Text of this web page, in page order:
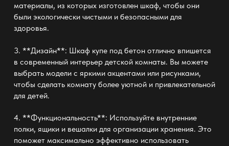
материалы, из которых изготовлен шкаф, чтобы они
были экологически чистыми и безопасными для
здоровья.
3. **Дизайн**: Шкаф купе под бетон отлично впишется
в современный интерьер детской комнаты. Вы можете
выбрать модели с яркими акцентами или рисунками,
чтобы сделать комнату более уютной и привлекательной
для детей.
4. **Функциональность**: Используйте внутренние
полки, ящики и вешалки для организации хранения. Это
поможет максимально эффективно использовать